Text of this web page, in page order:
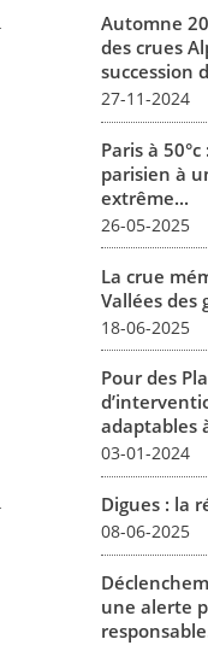
Automne
des crues
succession
27-11-2024
Paris à
parisien à
extrême...
26-05-2025
La crue
Vallées des
18-06-2025
Pour des
adaptables
03-01-2024
Digues : la
08-06-2025
une alerte